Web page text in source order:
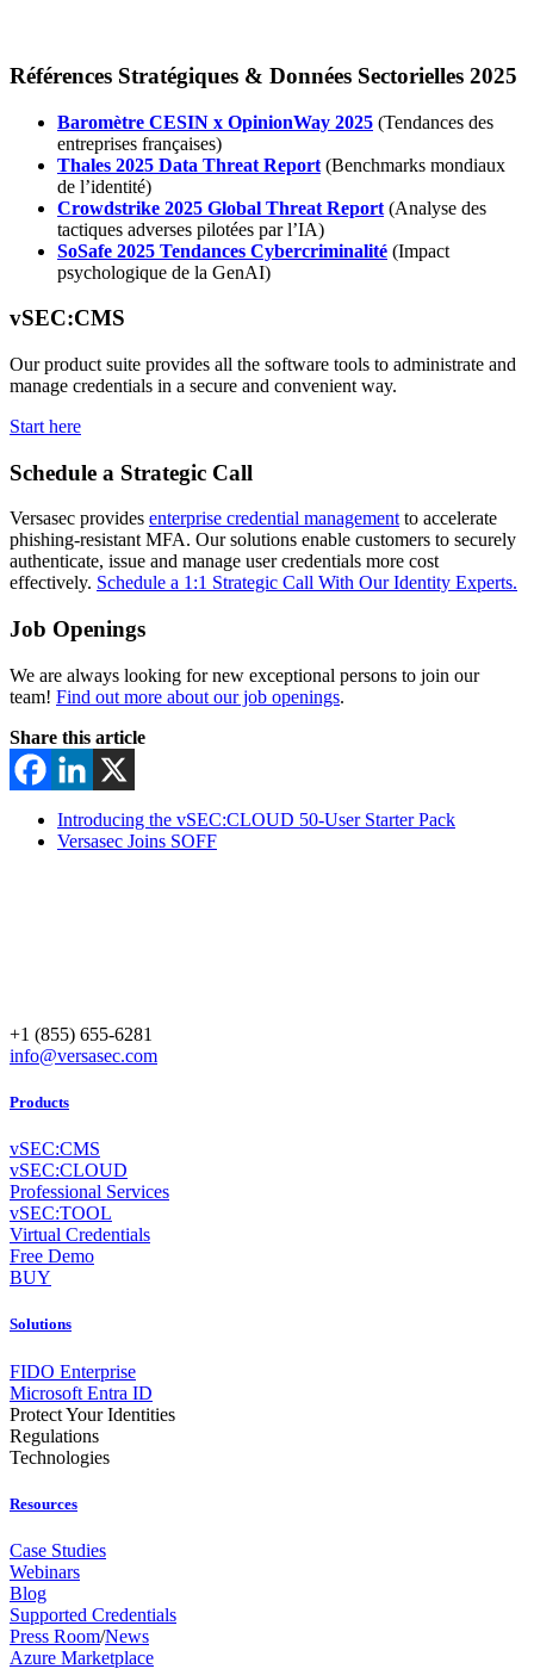
Références Stratégiques & Données Sectorielles 2025
Baromètre CESIN x OpinionWay 2025 (Tendances des
entreprises françaises)
Thales 2025 Data Threat Report (Benchmarks mondiaux
de l’identité)
Crowdstrike 2025 Global Threat Report (Analyse des
tactiques adverses pilotées par l’IA)
SoSafe 2025 Tendances Cybercriminalité (Impact
psychologique de la GenAI)
vSEC:CMS
Our product suite provides all the software tools to administrate and
manage credentials in a secure and convenient way.
Start here
Schedule a Strategic Call
Versasec provides enterprise credential managementto accelerate
phishing-resistant MFA. Our solutions enable customers to securely
authenticate, issue and manage user credentials more cost
effectively. Schedule a 1:1 Strategic Call With Our Identity Experts.
Job Openings
We are always looking for new exceptional persons to join our
team! Find out more about our job openings.
Share this article
Introducing the vSEC:CLOUD 50-User Starter Pack
Versasec Joins SOFF
+1 (855) 655-6281
info@versasec.com
Products
vSEC:CMS
vSEC:CLOUD
Professional Services
vSEC:TOOL
Virtual Credentials
Free Demo
BUY
Solutions
FIDO Enterprise
Microsoft Entra ID
Protect Your Identities
Regulations
Technologies
Resources
Case Studies
Webinars
Blog
Supported Credentials
Press Room/News
Azure Marketplace